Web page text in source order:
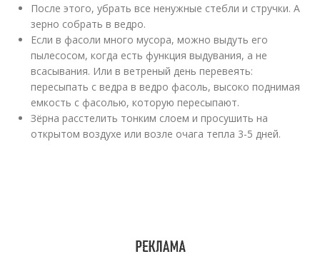
После этого, убрать все ненужные стебли и стручки. А
зерно собрать в ведро.
Если в фасоли много мусора, можно выдуть его
пылесосом, когда есть функция выдувания, а не
всасывания. Или в ветреный день перевеять:
пересыпать с ведра в ведро фасоль, высоко поднимая
емкость с фасолью, которую пересыпают.
Зёрна расстелить тонким слоем и просушить на
открытом воздухе или возле очага тепла 3-5 дней.